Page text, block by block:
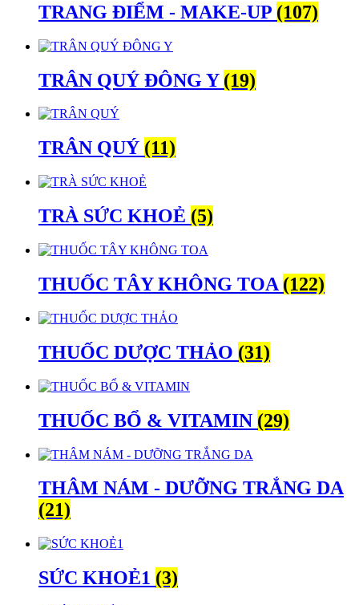
TRANG ĐIỂM - MAKE-UP (107)
TRÂN QUÝ ĐÔNG Y (19)
TRÂN QUÝ (11)
TRÀ SỨC KHOẺ (5)
THUỐC TÂY KHÔNG TOA (122)
THUỐC DƯỢC THẢO (31)
THUỐC BỔ & VITAMIN (29)
THÂM NÁM - DƯỠNG TRẮNG DA
(21)
SỨC KHOẺ1 (3)